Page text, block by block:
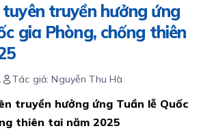
truyền hưởng ứng
gia Phòng, chống thiên
Tác giả: Nguyễn Thu Hà
truyền hưởng ứng Tuần lễ Quốc
thiên tai năm 2025